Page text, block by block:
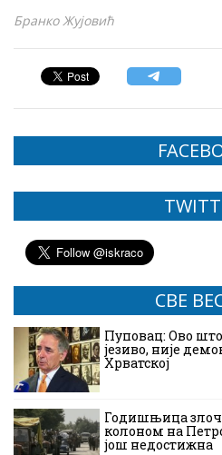
Бранко Жујовић
СВЕ
Пуповац: Ово
језиво, није
Хрватској
Годишњица
колоном на
још недостижна